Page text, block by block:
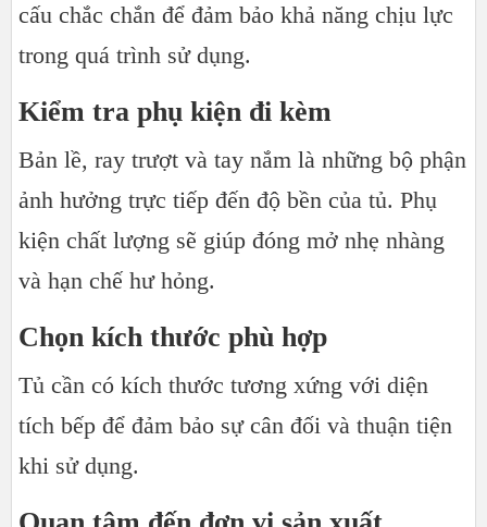
cấu chắc chắn để đảm bảo khả năng chịu lực
trong quá trình sử dụng.
Kiểm tra phụ kiện đi kèm
Bản lề, ray trượt và tay nắm là những bộ phận
ảnh hưởng trực tiếp đến độ bền của tủ. Phụ
kiện chất lượng sẽ giúp đóng mở nhẹ nhàng
và hạn chế hư hỏng.
Chọn kích thước phù hợp
Tủ cần có kích thước tương xứng với diện
tích bếp để đảm bảo sự cân đối và thuận tiện
khi sử dụng.